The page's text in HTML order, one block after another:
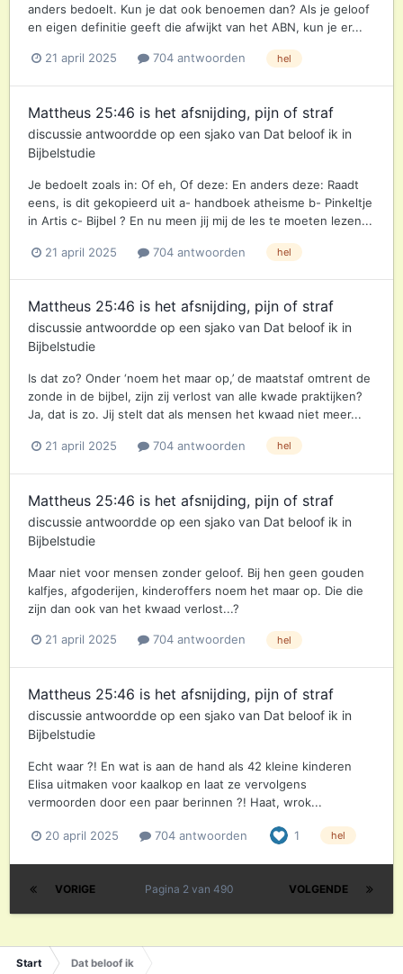
anders bedoelt. Kun je dat ook benoemen dan? Als je geloof
en eigen definitie geeft die afwijkt van het ABN, kun je er...
21 april 2025 704 antwoorden hel
Mattheus 25:46 is het afsnijding, pijn of straf
discussie antwoordde op een sjako van Dat beloof ik in
Bijbelstudie
Je bedoelt zoals in: Of eh, Of deze: En anders deze: Raadt
eens, is dit gekopieerd uit a- handboek atheisme b- Pinkeltje
in Artis c- Bijbel ? En nu meen jij mij de les te moeten lezen...
21 april 2025 704 antwoorden hel
Mattheus 25:46 is het afsnijding, pijn of straf
discussie antwoordde op een sjako van Dat beloof ik in
Bijbelstudie
Is dat zo? Onder ‘noem het maar op,’ de maatstaf omtrent de
zonde in de bijbel, zijn zij verlost van alle kwade praktijken?
Ja, dat is zo. Jij stelt dat als mensen het kwaad niet meer...
21 april 2025 704 antwoorden hel
Mattheus 25:46 is het afsnijding, pijn of straf
discussie antwoordde op een sjako van Dat beloof ik in
Bijbelstudie
Maar niet voor mensen zonder geloof. Bij hen geen gouden
kalfjes, afgoderijen, kinderoffers noem het maar op. Die die
zijn dan ook van het kwaad verlost...?
21 april 2025 704 antwoorden hel
Mattheus 25:46 is het afsnijding, pijn of straf
discussie antwoordde op een sjako van Dat beloof ik in
Bijbelstudie
Echt waar ?! En wat is aan de hand als 42 kleine kinderen
Elisa uitmaken voor kaalkop en laat ze vervolgens
vermoorden door een paar berinnen ?! Haat, wrok...
20 april 2025 704 antwoorden 1 hel
VORIGE VOLGENDE
Pagina 2 van 490
Start Dat beloof ik